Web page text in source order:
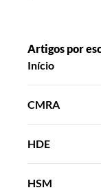
Artigos por
Início
CMRA
HDE
HSM